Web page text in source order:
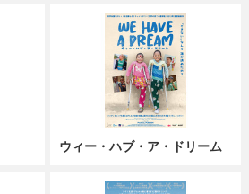
ウィー・ハブ・ア・ドリーム